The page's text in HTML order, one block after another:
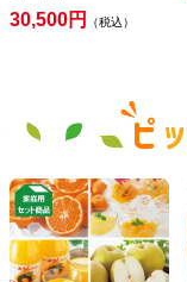
30,500円 （税込）